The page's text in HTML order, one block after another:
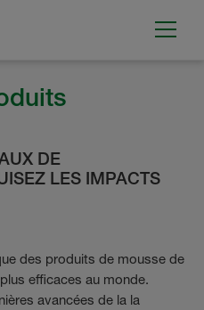
DE
LES IMPACTS
des produits de mousse de
efficaces au monde.
avancées de la la